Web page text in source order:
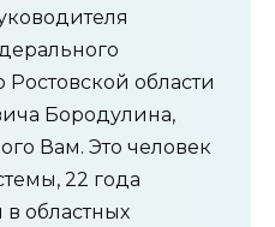
Ростовской области
Бородулина,
Вам. Это человек
22 года
областных